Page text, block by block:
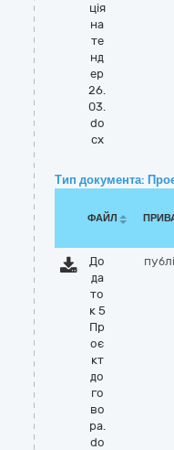
ція
на
те
нд
ер
26.
03.
do
cx
Тип документа:
ФАЙЛ
До
да
то
к 5
Пр
оє
кт
до
го
во
ра.
do